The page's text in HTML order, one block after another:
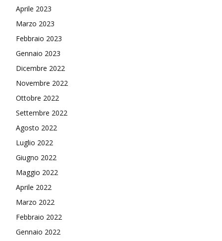
Aprile 2023
Marzo 2023
Febbraio 2023
Gennaio 2023
Dicembre 2022
Novembre 2022
Ottobre 2022
Settembre 2022
Agosto 2022
Luglio 2022
Giugno 2022
Maggio 2022
Aprile 2022
Marzo 2022
Febbraio 2022
Gennaio 2022